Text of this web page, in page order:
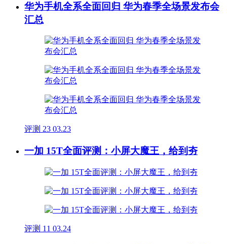
华为手机全系全面回归 华为春季全场景发布会
汇总
评测 23 03.23
一加 15T全面评测：小屏大魔王，给到夯
评测 11 03.24